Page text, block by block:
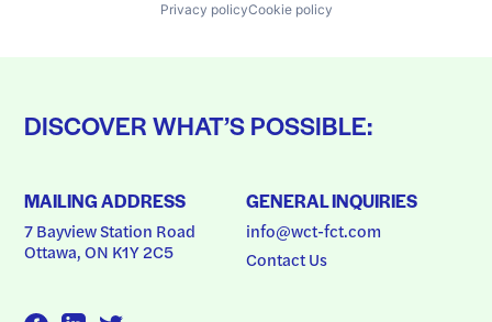
Privacy policyCookie policy
DISCOVER WHAT’S POSSIBLE:
MAILING ADDRESS
7 Bayview Station Road
Ottawa, ON K1Y 2C5
GENERAL INQUIRIES
info@wct-fct.com
Contact Us